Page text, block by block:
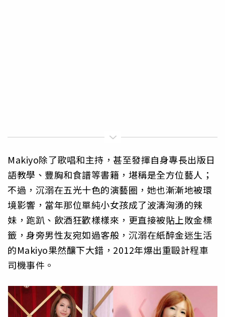
Makiyo除了歌唱和主持，甚至發揮自身專長出版日
語教學、豐胸和食譜等書籍，堪稱是全方位藝人；
不過，沉溺在五光十色的演藝圈，她也漸漸地被環
境影響，當年那位單純小女孩成了波濤洶湧的辣
妹，跑趴、飲酒狂歡樣樣來，更直接被貼上敗金標
籤，身旁男性友宛如過客般，沉溺在紙醉金迷生活
的Makiyo果然釀下大錯，2012年爆出重毆計程車
司機事件。